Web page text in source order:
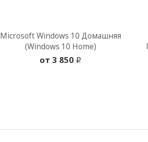
Microsoft Windows 10 Домашняя
(Windows 10 Home)
oт 3 850 i